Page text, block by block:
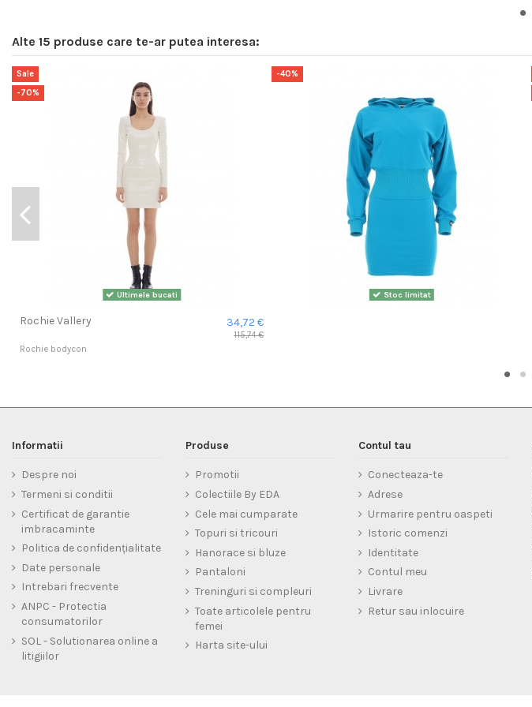
Alte 15 produse care te-ar putea interesa:
Sale
-70%
Ultimele bucati
Rochie Vallery 34,72 €
115,74 €
Rochie bodycon
-40%
Stoc limitat
Informatii
Despre noi
Termeni si conditii
Certificat de garantie
imbracaminte
Politica de confidențialitate
Date personale
Intrebari frecvente
ANPC - Protectia
consumatorilor
SOL - Solutionarea online a
litigiilor
Produse
Promotii
Colectiile By EDA
Cele mai cumparate
Topuri si tricouri
Hanorace si bluze
Pantaloni
Treninguri si compleuri
Toate articolele pentru
femei
Harta site-ului
Contul tau
Conecteaza-te
Adrese
Urmarire pentru oaspeti
Istoric comenzi
Identitate
Contul meu
Livrare
Retur sau inlocuire